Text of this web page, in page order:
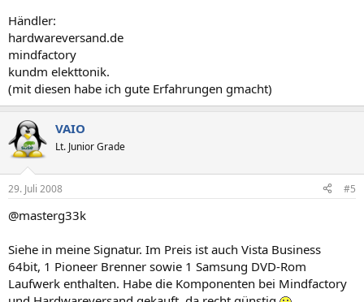
Händler:
hardwareversand.de
mindfactory
kundm elekttonik.
(mit diesen habe ich gute Erfahrungen gmacht)
VAIO
Lt. Junior Grade
29. Juli 2008 #5
@masterg33k
Siehe in meine Signatur. Im Preis ist auch Vista Business
64bit, 1 Pioneer Brenner sowie 1 Samsung DVD-Rom
Laufwerk enthalten. Habe die Komponenten bei Mindfactory